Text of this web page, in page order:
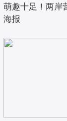
萌趣十足！两岸
海报